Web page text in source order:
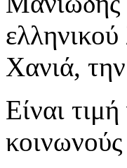
Χανιά,
Είναι